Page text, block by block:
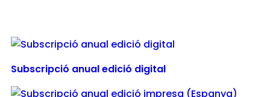
Subscripció anual edició digital